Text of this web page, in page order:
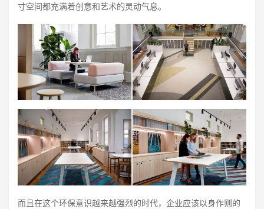
寸空间都充满着创意和艺术的灵动气息。
而且在这个环保意识越来越强烈的时代，企业应该以身作则的